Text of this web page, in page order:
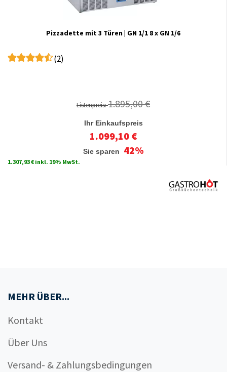
Pizzadette mit 3 Türen | GN 1/1 8 x GN 1/6
(2)
Listenpreis:1.895,00 €
Ihr Einkaufspreis
1.099,10 €
Sie sparen 42%
1.307,93 € inkl. 19% MwSt.
MEHR ÜBER...
Kontakt
Über Uns
Versand- & Zahlungsbedingungen